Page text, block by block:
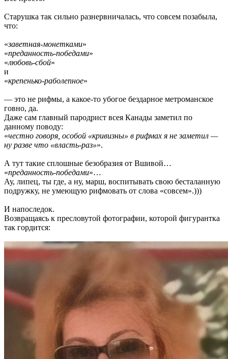
Старушка так сильно разнервничалась, что совсем позабыла,
что:
«заветная-монетками»
«преданность-победами»
«любовь-сбой»
и
«крепенько-раболепное»
— это не рифмы, а какое-то убогое бездарное метроманское
говно, да.
Даже сам главный пародрист всея Канады заметил по
данному поводу:
«честно говоря, особой «кривизны» в рифмах я не заметил —
ну разве что «власть-раз»».
А тут такие сплошные безобразия от Вшивой…
«преданность-победами»…
Ау, липец, ты где, а ну, марш, воспитывать свою бесталанную
подружку, не умеющую рифмовать от слова «совсем».)))
И напоследок.
Возвращаясь к пресловутой фотографии, которой фигурантка
так гордится: